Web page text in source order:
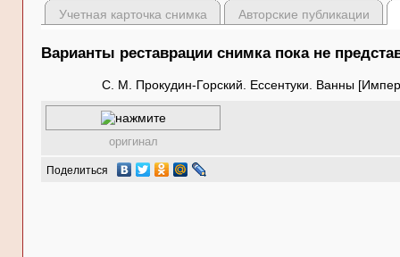
Учетная карточка снимка Авторские публикации
Варианты реставрации снимка пока не
С. М. Прокудин-Горский. Ессентуки. Ванны
оригинал
Поделиться